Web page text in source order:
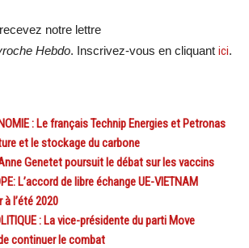
notre lettre
Hebdo. Inscrivez-vous en cliquant ici.
: Le français Technip Energies et Petronas
et le stockage du carbone
Genetet poursuit le débat sur les vaccins
L’accord de libre échange UE-VIETNAM
l’été 2020
: La vice-présidente du parti Move
continuer le combat